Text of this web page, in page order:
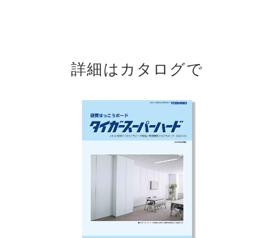
詳細はカタログで